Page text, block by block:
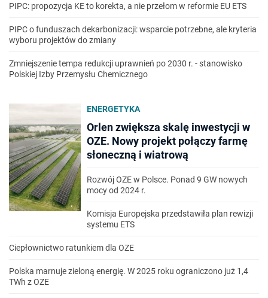
PIPC: propozycja KE to korekta, a nie przełom w reformie EU ETS
PIPC o funduszach dekarbonizacji: wsparcie potrzebne, ale kryteria
wyboru projektów do zmiany
Zmniejszenie tempa redukcji uprawnień po 2030 r. - stanowisko
Polskiej Izby Przemysłu Chemicznego
ENERGETYKA
Orlen zwiększa skalę inwestycji w
OZE. Nowy projekt połączy farmę
słoneczną i wiatrową
Rozwój OZE w Polsce. Ponad 9 GW nowych
mocy od 2024 r.
Komisja Europejska przedstawiła plan rewizji
systemu ETS
Ciepłownictwo ratunkiem dla OZE
Polska marnuje zieloną energię. W 2025 roku ograniczono już 1,4
TWh z OZE